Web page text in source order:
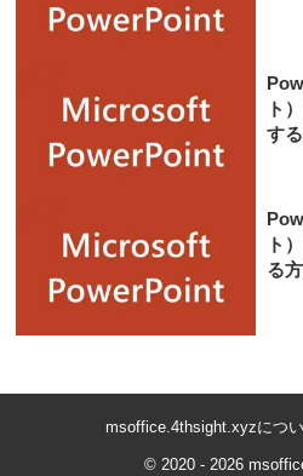
ト
す
ト
る
msoffice.4thsight.xyzにつ
© 2020 - 2026